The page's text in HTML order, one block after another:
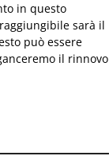
in questo
sarà il
può essere
il rinnovo